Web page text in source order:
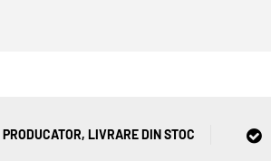
PRODUCATOR, LIVRARE DIN STOC